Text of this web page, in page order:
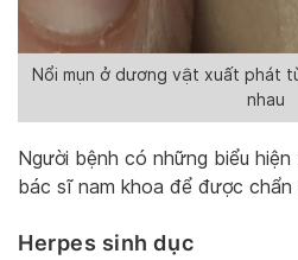
Nổi mụn ở dương vật xuất phát
nhau
Người bệnh có những biểu
bác sĩ nam khoa để được
Herpes sinh dục